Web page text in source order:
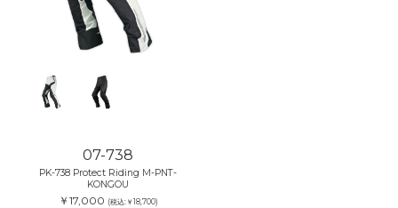
07-738
PK-738 Protect Riding M-PNT-
KONGOU
￥17,000 (税込:￥18,700)